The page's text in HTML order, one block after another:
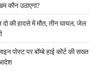
कौन उठाएगा?
की हादसे में मौत, तीन घायल, जेल
पोस्ट पर बॉम्बे हाई कोर्ट की सख्त
आदेश